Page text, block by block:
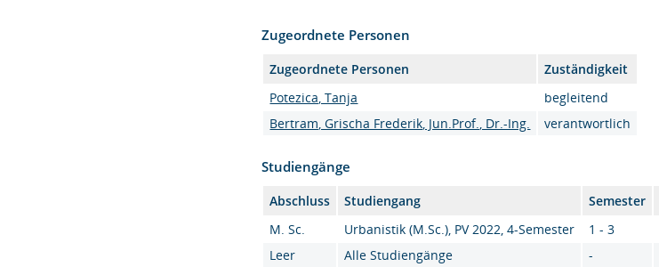
Zugeordnete Personen
Zugeordnete Personen
Zuständigkeit
Potezica, Tanja
begleitend
Bertram, Grischa Frederik, Jun.Prof., Dr.-Ing.
verantwortlich
Studiengänge
Abschluss Studiengang Semester
M. Sc.
Urbanistik (M.Sc.), PV 2022, 4-Semester 1 - 3
Leer
Alle Studiengänge -